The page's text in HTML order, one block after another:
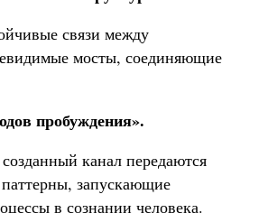
связи между
мосты, соединяющие
пробуждения».
канал передаются
запускающие
в сознании человека.